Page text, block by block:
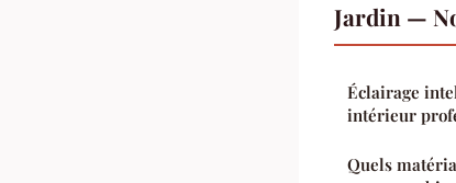
Jardin —
Éclairage
intérieur
Quels